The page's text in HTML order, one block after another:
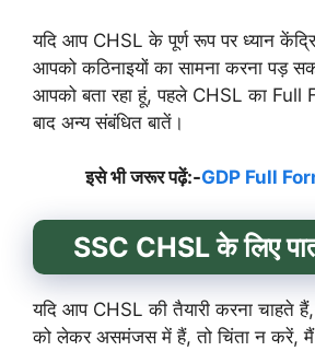
यदि आप CHSL के पूर्ण रूप पर ध्यान
आपको कठिनाइयों का सामना करना पड़
आपको बता रहा हूं, पहले CHSL का
बाद अन्य संबंधित बातें।
इसे भी जरूर पढ़ें:-GDP Full
SSC CHSL के लिए
यदि आप CHSL की तैयारी करना चाहते
को लेकर असमंजस में हैं, तो चिंता न करें, मैं